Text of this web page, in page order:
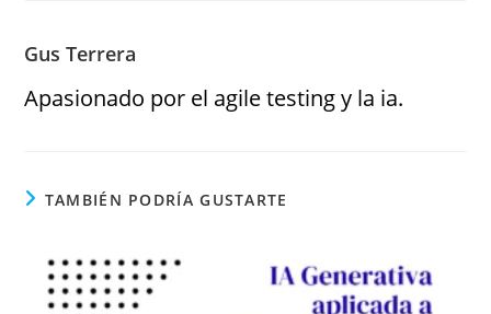
Gus Terrera
Apasionado por el agile testing y la ia.
TAMBIÉN PODRÍA GUSTARTE